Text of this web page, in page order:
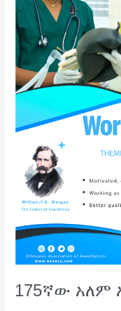
175ኛው አለም